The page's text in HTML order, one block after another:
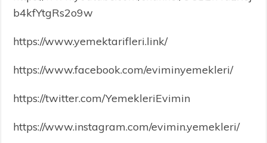
b4kfYtgRs2o9w
https://www.yemektarifleri.link/
https://www.facebook.com/eviminyemekleri/
https://twitter.com/YemekleriEvimin
https://www.instagram.com/evimin.yemekleri/